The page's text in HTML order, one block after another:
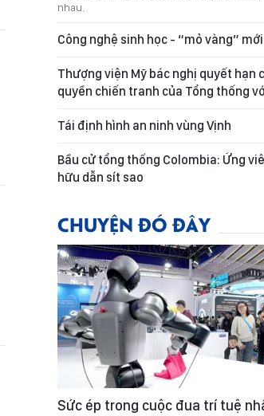
nhau.
Công nghệ sinh học - “mỏ vàng” mới
Thượng viện Mỹ bác nghị quyết hạn
quyền chiến tranh của Tổng thống
Tái định hình an ninh vùng Vịnh
Bầu cử tổng thống Colombia: Ứng
hữu dẫn sít sao
CHUYỆN ĐÓ ĐÂY
Sức ép trong cuộc đua trí tuệ